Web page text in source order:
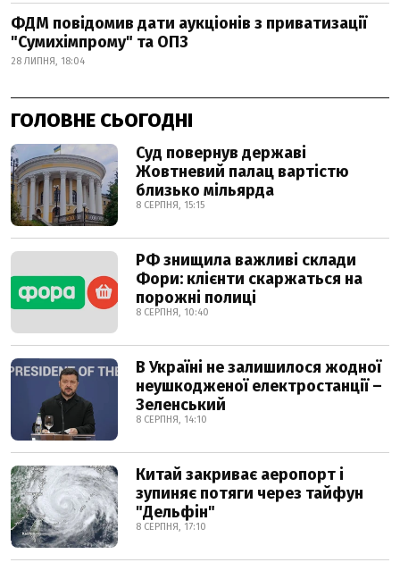
ФДМ повідомив дати аукціонів з приватизації
"Сумихімпрому" та ОПЗ
28 ЛИПНЯ, 18:04
ГОЛОВНЕ СЬОГОДНІ
Суд повернув державі
Жовтневий палац вартістю
близько мільярда
8 СЕРПНЯ, 15:15
РФ знищила важливі склади
Фори: клієнти скаржаться на
порожні полиці
8 СЕРПНЯ, 10:40
В Україні не залишилося жодної
неушкодженої електростанції –
Зеленський
8 СЕРПНЯ, 14:10
Китай закриває аеропорт і
зупиняє потяги через тайфун
"Дельфін"
8 СЕРПНЯ, 17:10